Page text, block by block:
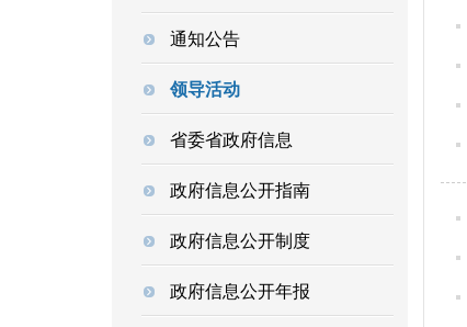
通知公告
领导活动
省委省政府信息
政府信息公开指南
政府信息公开制度
政府信息公开年报